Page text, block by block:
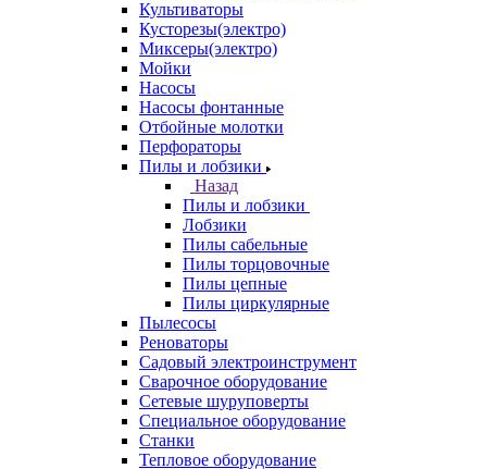
Культиваторы
Кусторезы(электро)
Миксеры(электро)
Мойки
Насосы
Насосы фонтанные
Отбойные молотки
Перфораторы
Пилы и лобзики
Назад
Пилы и лобзики
Лобзики
Пилы сабельные
Пилы торцовочные
Пилы цепные
Пилы циркулярные
Пылесосы
Реноваторы
Садовый электроинструмент
Сварочное оборудование
Сетевые шуруповерты
Специальное оборудование
Станки
Тепловое оборудование